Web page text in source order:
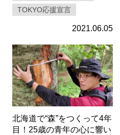
TOKYO応援宣言
2021.06.05
北海道で“森”をつくって4年
目！25歳の青年の心に響い